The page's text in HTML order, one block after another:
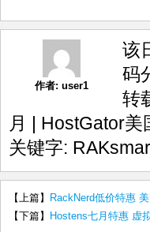
作者: user1
该
码
转
月 | HostGator
关键字:
【上篇】
RackNerd低价特惠
【下篇】
Hostens七月特惠 虚